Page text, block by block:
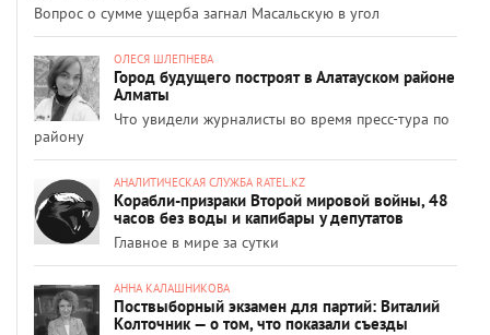
Вопрос о сумме ущерба загнал Масальскую в угол
ОЛЕСЯ ШЛЕПНЕВА
Город будущего построят в Алатауском районе
Алматы
Что увидели журналисты во время пресс-тура по
району
АНАЛИТИЧЕСКАЯ СЛУЖБА RATEL.KZ
Корабли-призраки Второй мировой войны, 48
часов без воды и капибары у депутатов
Главное в мире за сутки
АННА КАЛАШНИКОВА
Поствыборный экзамен для партий: Виталий
Колточник — о том, что показали съезды